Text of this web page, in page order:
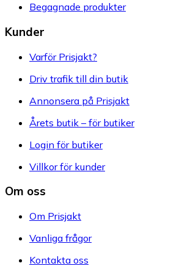
Begagnade produkter
Kunder
Varför Prisjakt?
Driv trafik till din butik
Annonsera på Prisjakt
Årets butik – för butiker
Login för butiker
Villkor för kunder
Om oss
Om Prisjakt
Vanliga frågor
Kontakta oss